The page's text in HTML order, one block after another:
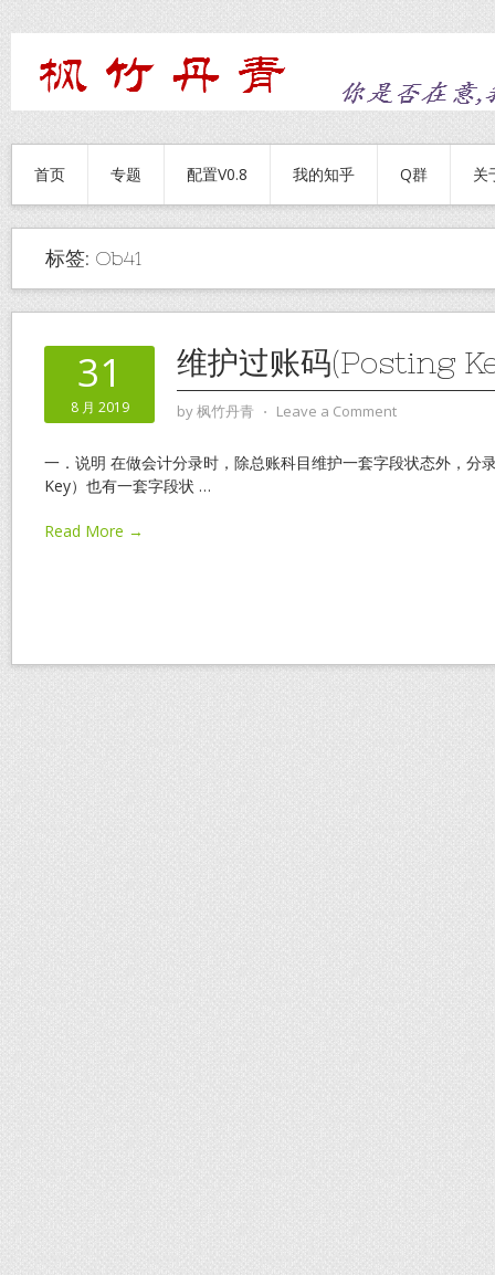
首页 专题 配置V0.8 我的知乎 Q群 关
标签: Ob41
31
8 月 2019
维护过账码(Posting
by枫竹丹青 ⋅ Leave a Comment
一．说明 在做会计分录时，除总账科目维护一套字段状态外，分
Key）也有一套字段状 …
Read More →